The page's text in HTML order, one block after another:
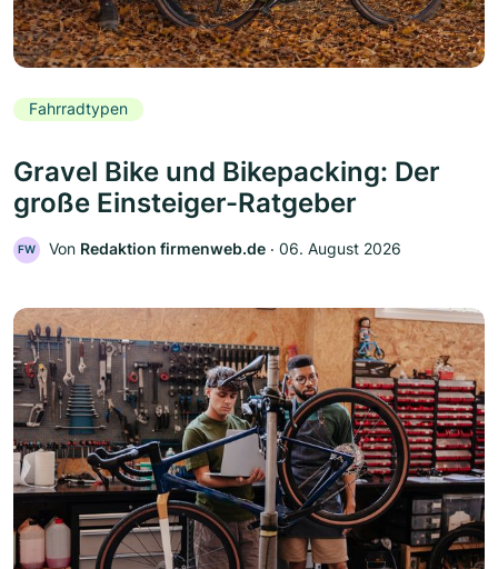
Fahrradtypen
Gravel Bike und Bikepacking: Der
große Einsteiger-Ratgeber
FW Von Redaktion firmenweb.de ‧ 06. August 2026